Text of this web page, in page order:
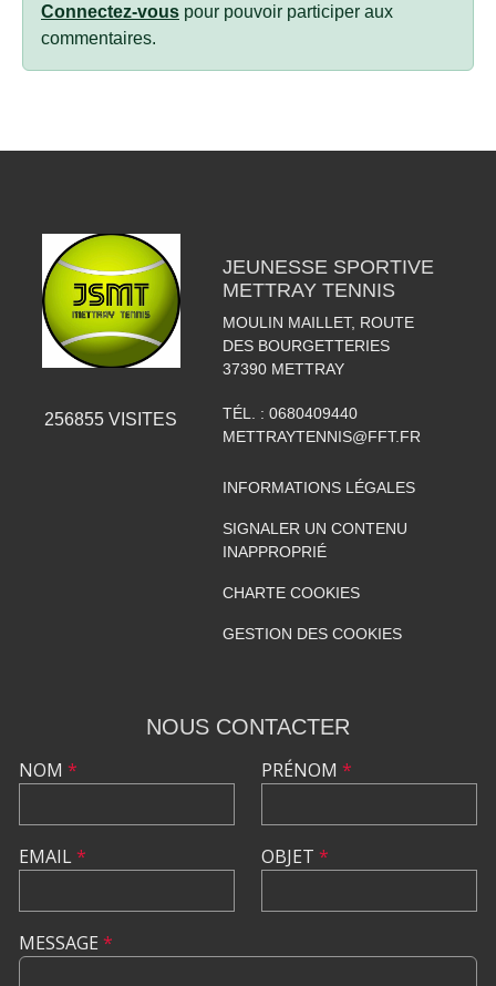
Connectez-vous pour pouvoir participer aux
commentaires.
256855 VISITES
JEUNESSE SPORTIVE
METTRAY TENNIS
MOULIN MAILLET, ROUTE
DES BOURGETTERIES
37390 METTRAY
TÉL. : 0680409440
METTRAYTENNIS@FFT.FR
INFORMATIONS LÉGALES
SIGNALER UN CONTENU
INAPPROPRIÉ
CHARTE COOKIES
GESTION DES COOKIES
NOUS CONTACTER
NOM *
EMAIL*
PRÉNOM *
OBJET *
MESSAGE *